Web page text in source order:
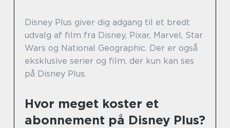
Disney Plus giver dig adgang til et bredt
udvalg af film fra Disney, Pixar, Marvel, Star
Wars og National Geographic. Der er også
eksklusive serier og film, der kun kan ses
på Disney Plus.
Hvor meget koster et
abonnement på Disney Plus?